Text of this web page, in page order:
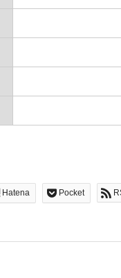
Hatena Pocket